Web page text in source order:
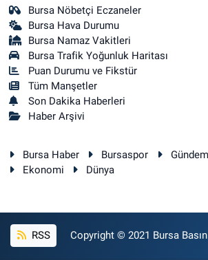
HAMİTLER MAH. 1.FATİH CAD. NO:22
ALTI)
0 (224) 909 39 87 Yol Tarifi Al
Bursa Nöbetçi Eczaneler
Bursa Hava Durumu
Bursa Namaz Vakitleri
Bursa Trafik Yoğunluk Haritası
Puan Durumu ve Fikstür
Tüm Manşetler
Son Dakika Haberleri
Haber Arşivi
Bursa Haber Bursaspor Gündem
Ekonomi
Dünya
RSS Copyright © 2021 Bursa Basın